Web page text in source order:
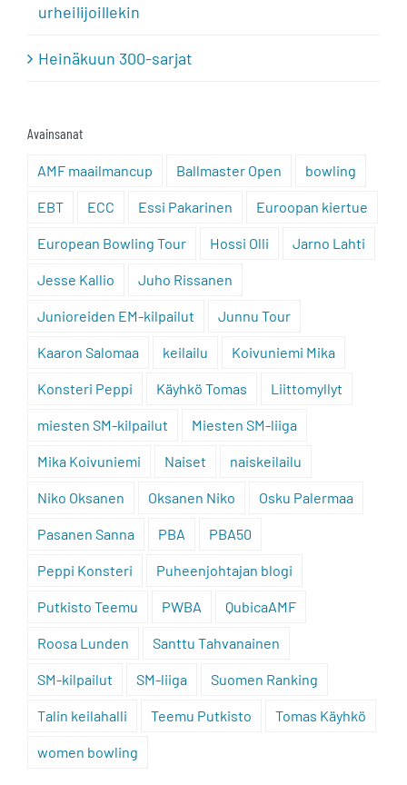
urheilijoillekin
Heinäkuun 300-sarjat
Avainsanat
AMF maailmancup Ballmaster Open bowling
EBT ECC Essi Pakarinen Euroopan kiertue
European Bowling Tour Hossi Olli Jarno Lahti
Jesse Kallio Juho Rissanen
Junioreiden EM-kilpailut Junnu Tour
Kaaron Salomaa keilailu Koivuniemi Mika
Konsteri Peppi Käyhkö Tomas Liittomyllyt
miesten SM-kilpailut Miesten SM-liiga
Mika Koivuniemi Naiset naiskeilailu
Niko Oksanen Oksanen Niko Osku Palermaa
Pasanen Sanna PBA PBA50
Peppi Konsteri Puheenjohtajan blogi
Putkisto Teemu PWBA QubicaAMF
Roosa Lunden Santtu Tahvanainen
SM-kilpailut SM-liiga Suomen Ranking
Talin keilahalli Teemu Putkisto Tomas Käyhkö
women bowling